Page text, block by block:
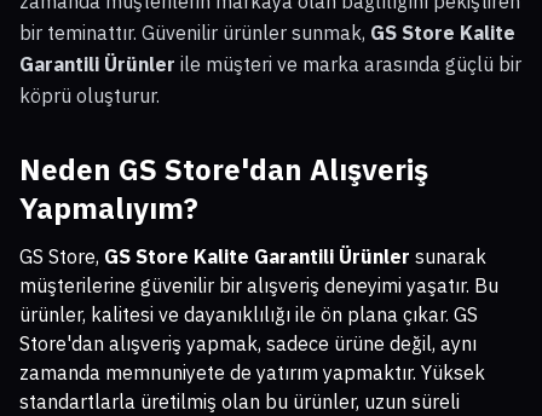
bir teminattır. Güvenilir ürünler sunmak, GS Store Kalite
Garantili Ürünler ile müşteri ve marka arasında güçlü bir
köprü oluşturur.
Neden GS Store'dan Alışveriş
Yapmalıyım?
GS Store, GS Store Kalite Garantili Ürünler sunarak
müşterilerine güvenilir bir alışveriş deneyimi yaşatır. Bu
ürünler, kalitesi ve dayanıklılığı ile ön plana çıkar. GS
Store'dan alışveriş yapmak, sadece ürüne değil, aynı
zamanda memnuniyete de yatırım yapmaktır. Yüksek
standartlarla üretilmiş olan bu ürünler, uzun süreli